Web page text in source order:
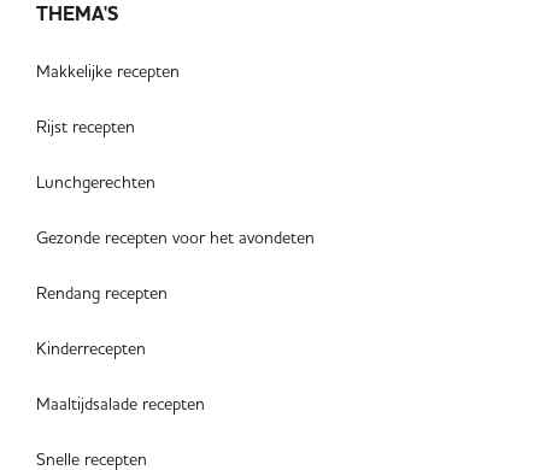
THEMA'S
Makkelijke recepten
Rijst recepten
Lunchgerechten
Gezonde recepten voor het avondeten
Rendang recepten
Kinderrecepten
Maaltijdsalade recepten
Snelle recepten